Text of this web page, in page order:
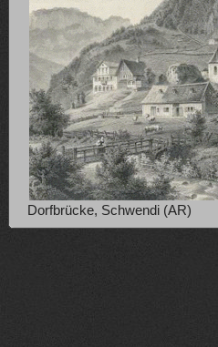
Dorfbrücke, Schwendi (AR)